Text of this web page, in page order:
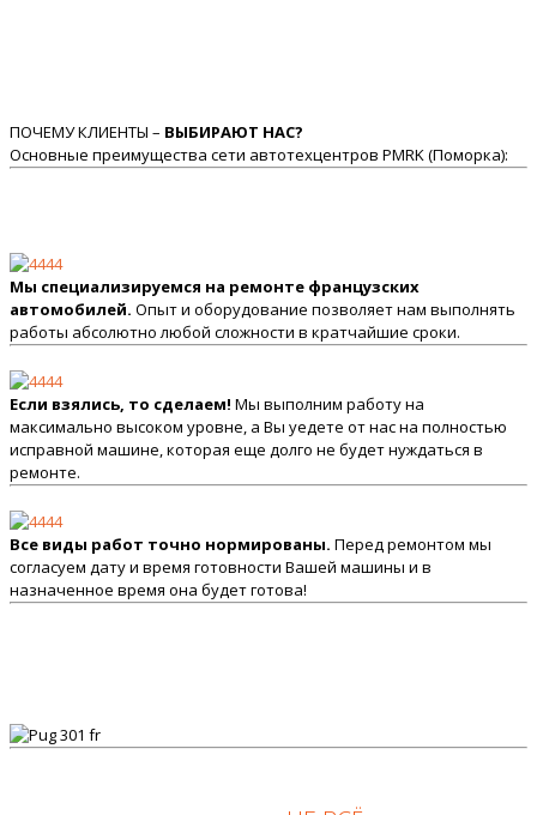
ПОЧЕМУ КЛИЕНТЫ – ВЫБИРАЮТ НАС?
Основные преимущества сети автотехцентров PMRK (Поморка):
Мы специализируемся на ремонте французских
автомобилей. Опыт и оборудование позволяет нам выполнять
работы абсолютно любой сложности в кратчайшие сроки.
Если взялись, то сделаем! Мы выполним работу на
максимально высоком уровне, а Вы уедете от нас на полностью
исправной машине, которая еще долго не будет нуждаться в
ремонте.
Все виды работ точно нормированы. Перед ремонтом мы
согласуем дату и время готовности Вашей машины и в
назначенное время она будет готова!